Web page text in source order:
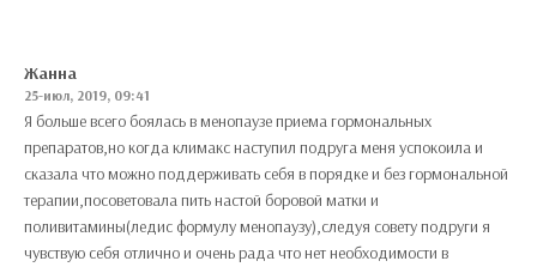
Жанна
25-июл, 2019, 09:41
Я больше всего боялась в менопаузе приема гормональных
препаратов,но когда климакс наступил подруга меня успокоила и
сказала что можно поддерживать себя в порядке и без гормональной
терапии,посоветовала пить настой боровой матки и
поливитамины(ледис формулу менопаузу),следуя совету подруги я
чувствую себя отлично и очень рада что нет необходимости в